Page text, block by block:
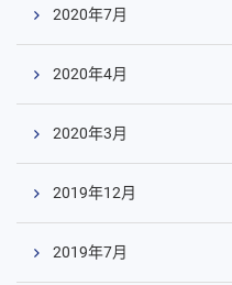
2020年7月
2020年4月
2020年3月
2019年12月
2019年7月